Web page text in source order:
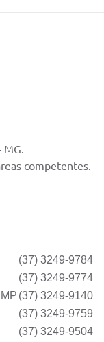
MG.
competentes.
(37) 3249-9784
(37) 3249-9774
(37) 3249-9140
(37) 3249-9759
(37) 3249-9504